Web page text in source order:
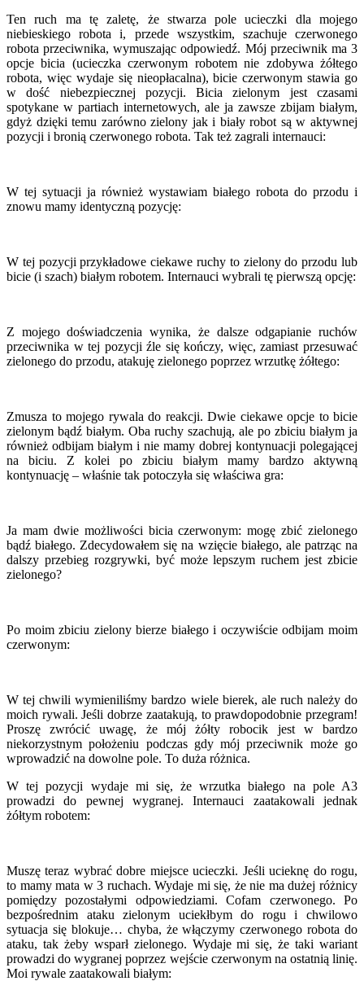
Ten ruch ma tę zaletę, że stwarza pole ucieczki dla mojego
niebieskiego robota i, przede wszystkim, szachuje czerwonego
robota przeciwnika, wymuszając odpowiedź. Mój przeciwnik ma 3
opcje bicia (ucieczka czerwonym robotem nie zdobywa żółtego
robota, więc wydaje się nieopłacalna), bicie czerwonym stawia go
w dość niebezpiecznej pozycji. Bicia zielonym jest czasami
spotykane w partiach internetowych, ale ja zawsze zbijam białym,
gdyż dzięki temu zarówno zielony jak i biały robot są w aktywnej
pozycji i bronią czerwonego robota. Tak też zagrali internauci:
W tej sytuacji ja również wystawiam białego robota do przodu i
znowu mamy identyczną pozycję:
W tej pozycji przykładowe ciekawe ruchy to zielony do przodu lub
bicie (i szach) białym robotem. Internauci wybrali tę pierwszą opcję:
Z mojego doświadczenia wynika, że dalsze odgapianie ruchów
przeciwnika w tej pozycji źle się kończy, więc, zamiast przesuwać
zielonego do przodu, atakuję zielonego poprzez wrzutkę żółtego:
Zmusza to mojego rywala do reakcji. Dwie ciekawe opcje to bicie
zielonym bądź białym. Oba ruchy szachują, ale po zbiciu białym ja
również odbijam białym i nie mamy dobrej kontynuacji polegającej
na biciu. Z kolei po zbiciu białym mamy bardzo aktywną
kontynuację – właśnie tak potoczyła się właściwa gra:
Ja mam dwie możliwości bicia czerwonym: mogę zbić zielonego
bądź białego. Zdecydowałem się na wzięcie białego, ale patrząc na
dalszy przebieg rozgrywki, być może lepszym ruchem jest zbicie
zielonego?
Po moim zbiciu zielony bierze białego i oczywiście odbijam moim
czerwonym:
W tej chwili wymieniliśmy bardzo wiele bierek, ale ruch należy do
moich rywali. Jeśli dobrze zaatakują, to prawdopodobnie przegram!
Proszę zwrócić uwagę, że mój żółty robocik jest w bardzo
niekorzystnym położeniu podczas gdy mój przeciwnik może go
wprowadzić na dowolne pole. To duża różnica.
W tej pozycji wydaje mi się, że wrzutka białego na pole A3
prowadzi do pewnej wygranej. Internauci zaatakowali jednak
żółtym robotem:
Muszę teraz wybrać dobre miejsce ucieczki. Jeśli ucieknę do rogu,
to mamy mata w 3 ruchach. Wydaje mi się, że nie ma dużej różnicy
pomiędzy pozostałymi odpowiedziami. Cofam czerwonego. Po
bezpośrednim ataku zielonym uciekłbym do rogu i chwilowo
sytuacja się blokuje… chyba, że włączymy czerwonego robota do
ataku, tak żeby wsparł zielonego. Wydaje mi się, że taki wariant
prowadzi do wygranej poprzez wejście czerwonym na ostatnią linię.
Moi rywale zaatakowali białym: